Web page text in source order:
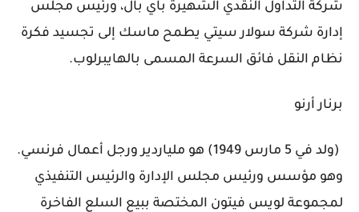
شركة التداول النقدي الشهيرة باي بال، ورئيس مجلس
إدارة شركة سولار سيتي يطمح ماسك إلى تجسيد فكرة
نظام النقل فائق السرعة المسمى بالهايبرلوب.
برنار أرنو
(ولد في 5 مارس 1949) هو ملياردير ورجل أعمال فرنسي.
وهو مؤسس ورئيس مجلس الإدارة والرئيس التنفيذي
لمجموعة لويس فيتون المختصة ببيع السلع الفاخرة